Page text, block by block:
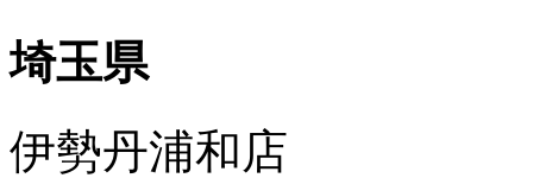
埼玉県
伊勢丹浦和店